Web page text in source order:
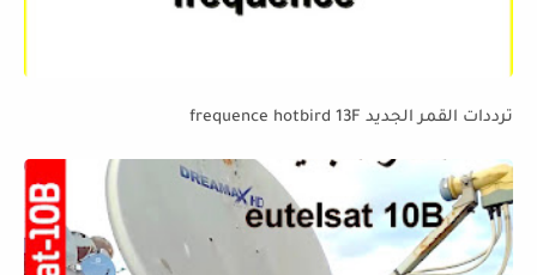
ترددات القمر الجديد frequence hotbird 13F